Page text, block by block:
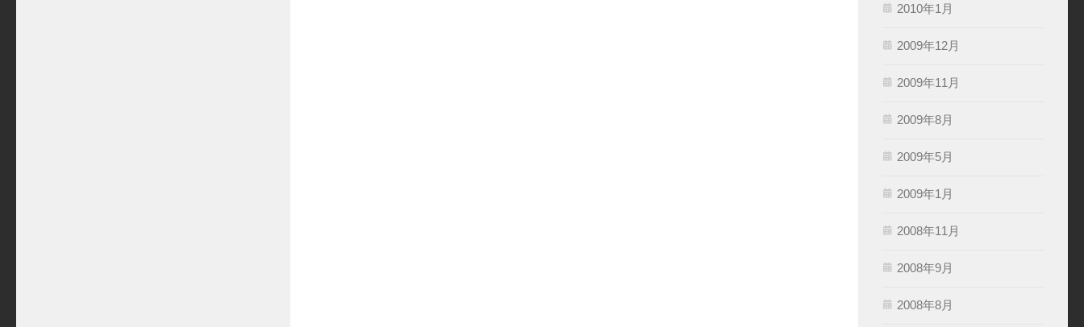
2010年1月
2009年12月
2009年11月
2009年8月
2009年5月
2009年1月
2008年11月
2008年9月
2008年8月